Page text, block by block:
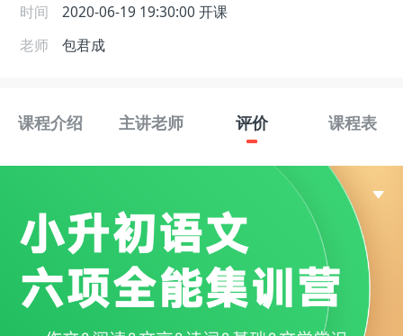
时间 2020-06-19 19:30:00 开课
老师
包君成
课程介绍 主讲老师 评价 课程表